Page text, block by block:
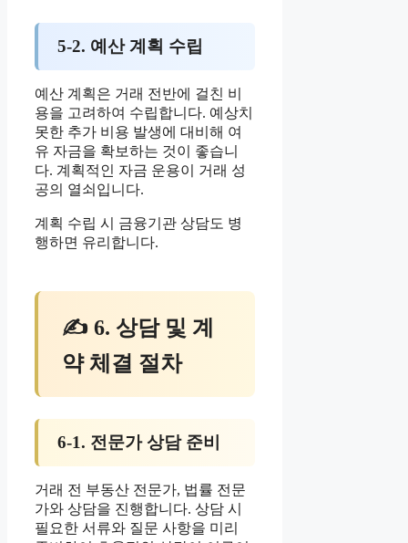
5-2. 예산 계획 수립
예산 계획은 거래 전반에 걸친 비
용을 고려하여 수립합니다. 예상치
못한 추가 비용 발생에 대비해 여
유 자금을 확보하는 것이 좋습니
다. 계획적인 자금 운용이 거래 성
공의 열쇠입니다.
계획 수립 시 금융기관 상담도 병
행하면 유리합니다.
✍ 6. 상담 및 계
약 체결 절차
6-1. 전문가 상담 준비
거래 전 부동산 전문가, 법률 전문
가와 상담을 진행합니다. 상담 시
필요한 서류와 질문 사항을 미리